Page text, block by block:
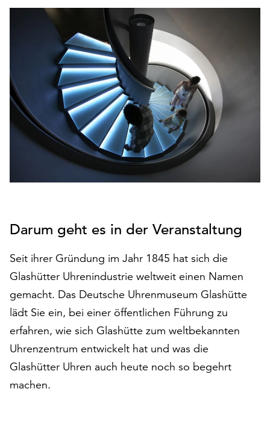
den
notwendig
sind
(funktionale
Cookies),
sowie
solche,
werden.
Klicken
Sie
auf
„Alle
akzeptieren“,
um
alle
Cookies
zu
akzeptieren.
Sie
Darum geht es in der Veranstaltung
Seit ihrer Gründung im Jahr 1845 hat sich die
Glashütter Uhrenindustrie weltweit einen Namen
gemacht. Das Deutsche Uhrenmuseum Glashütte
lädt Sie ein, bei einer öffentlichen Führung zu
erfahren, wie sich Glashütte zum weltbekannten
Uhrenzentrum entwickelt hat und was die
Glashütter Uhren auch heute noch so begehrt
machen.